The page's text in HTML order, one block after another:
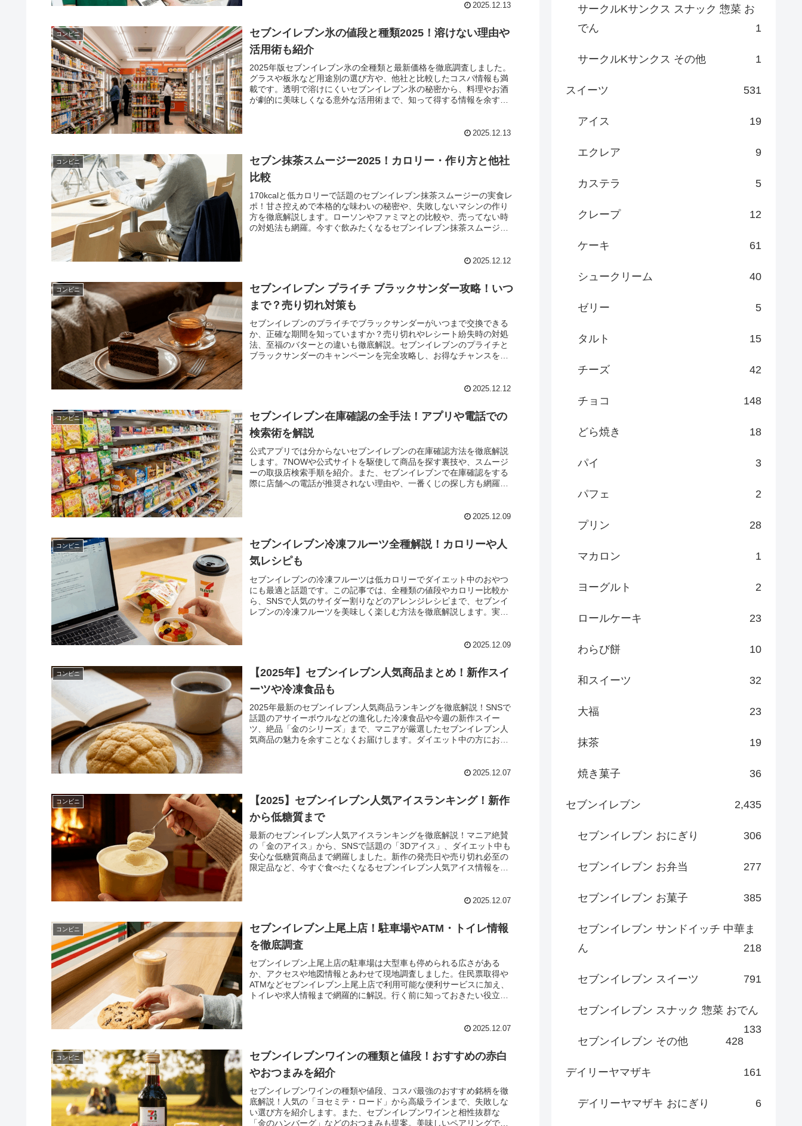
2025.12.13
コンビニ
セブンイレブン氷の値段と種類2025！溶けない理由や
活用術も紹介
2025年版セブンイレブン氷の全種類と最新価格を徹底調査しました。
グラスや板氷など用途別の選び方や、他社と比較したコスパ情報も満
載です。透明で溶けにくいセブンイレブン氷の秘密から、料理やお酒
が劇的に美味しくなる意外な活用術まで、知って得する情報を余すこ
2025.12.13
コンビニ
セブン抹茶スムージー2025！カロリー・作り方と他社
比較
170kcalと低カロリーで話題のセブンイレブン抹茶スムージーの実食レ
ポ！甘さ控えめで本格的な味わいの秘密や、失敗しないマシンの作り
方を徹底解説します。ローソンやファミマとの比較や、売ってない時
の対処法も網羅。今すぐ飲みたくなるセブンイレブン抹茶スムージー
2025.12.12
コンビニ
セブンイレブン プライチ ブラックサンダー攻略！いつ
まで？売り切れ対策も
セブンイレブンのプライチでブラックサンダーがいつまで交換できる
か、正確な期間を知っていますか？売り切れやレシート紛失時の対処
法、至福のバターとの違いも徹底解説。セブンイレブンのプライチと
ブラックサンダーのキャンペーンを完全攻略し、お得なチャンスを逃
2025.12.12
コンビニ
セブンイレブン在庫確認の全手法！アプリや電話での
検索術を解説
公式アプリでは分からないセブンイレブンの在庫確認方法を徹底解説
します。7NOWや公式サイトを駆使して商品を探す裏技や、スムージ
ーの取扱店検索手順を紹介。また、セブンイレブンで在庫確認をする
際に店舗への電話が推奨されない理由や、一番くじの探し方も網羅
2025.12.09
コンビニ
セブンイレブン冷凍フルーツ全種解説！カロリーや人
気レシピも
セブンイレブンの冷凍フルーツは低カロリーでダイエット中のおやつ
にも最適と話題です。この記事では、全種類の値段やカロリー比較か
ら、SNSで人気のサイダー割りなどのアレンジレシピまで、セブンイ
レブンの冷凍フルーツを美味しく楽しむ方法を徹底解説します。実食
2025.12.09
コンビニ
【2025年】セブンイレブン人気商品まとめ！新作スイ
ーツや冷凍食品も
2025年最新のセブンイレブン人気商品ランキングを徹底解説！SNSで
話題のアサイーボウルなどの進化した冷凍食品や今週の新作スイー
ツ、絶品「金のシリーズ」まで、マニアが厳選したセブンイレブン人
気商品の魅力を余すことなくお届けします。ダイエット中の方におす
2025.12.07
コンビニ
【2025】セブンイレブン人気アイスランキング！新作
から低糖質まで
最新のセブンイレブン人気アイスランキングを徹底解説！マニア絶賛
の「金のアイス」から、SNSで話題の「3Dアイス」、ダイエット中も
安心な低糖質商品まで網羅しました。新作の発売日や売り切れ必至の
限定品など、今すぐ食べたくなるセブンイレブン人気アイス情報を余
2025.12.07
コンビニ
セブンイレブン上尾上店！駐車場やATM・トイレ情報
を徹底調査
セブンイレブン上尾上店の駐車場は大型車も停められる広さがある
か、アクセスや地図情報とあわせて現地調査しました。住民票取得や
ATMなどセブンイレブン上尾上店で利用可能な便利サービスに加え、
トイレや求人情報まで網羅的に解説。行く前に知っておきたい役立つ
2025.12.07
コンビニ
セブンイレブンワインの種類と値段！おすすめの赤白
やおつまみを紹介
セブンイレブンワインの種類や値段、コスパ最強のおすすめ銘柄を徹
底解説！人気の「ヨセミテ・ロード」から高級ラインまで、失敗しな
い選び方を紹介します。また、セブンイレブンワインと相性抜群な
「金のハンバーグ」などのおつまみも提案。美味しいペアリングで今
サークルKサンクス スナック 惣菜 お
でん
1
サークルKサンクス その他 1
スイーツ 531
アイス 19
エクレア 9
カステラ 5
クレープ 12
ケーキ 61
シュークリーム 40
ゼリー 5
タルト 15
チーズ 42
チョコ 148
どら焼き 18
パイ 3
パフェ 2
プリン 28
マカロン 1
ヨーグルト 2
ロールケーキ 23
わらび餅 10
和スイーツ 32
大福 23
抹茶 19
焼き菓子 36
セブンイレブン 2,435
セブンイレブン おにぎり 306
セブンイレブン お弁当 277
セブンイレブン お菓子 385
セブンイレブン サンドイッチ 中華ま
ん
218
セブンイレブン スイーツ 791
セブンイレブン スナック 惣菜 おでん
133
セブンイレブン その他
428
デイリーヤマザキ 161
デイリーヤマザキ おにぎり 6